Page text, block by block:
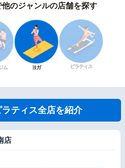
のジャンルの店舗を探す
ム ヨガ ピラティス
ティス全店を紹介
店